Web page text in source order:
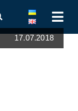
17.07.2018